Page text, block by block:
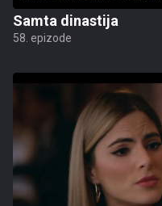
Samta dinastija
58. epizode